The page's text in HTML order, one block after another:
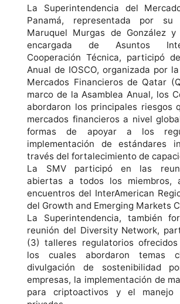
La Superintendencia del
Panamá, representada por su
Maruquel Murgas de González
encargada de Asuntos
Cooperación Técnica, participó
Anual de IOSCO, organizada por
Mercados Financieros de Qatar
marco de la Asamblea Anual, los
abordaron los principales riesgos
mercados financieros a nivel
formas de apoyar a los
implementación de estándares
través del fortalecimiento de
La SMV participó en las
abiertas a todos los miembros,
encuentros del InterAmerican
del Growth and Emerging Markets
La Superintendencia, también
reunión del Diversity Network,
(3) talleres regulatorios
los cuales abordaron temas
divulgación de sostenibilidad
empresas, la implementación de
para criptoactivos y el manejo